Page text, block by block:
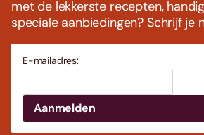
met de lekkerste recepten,
speciale aanbiedingen? Schrijf je
E-mailadres: